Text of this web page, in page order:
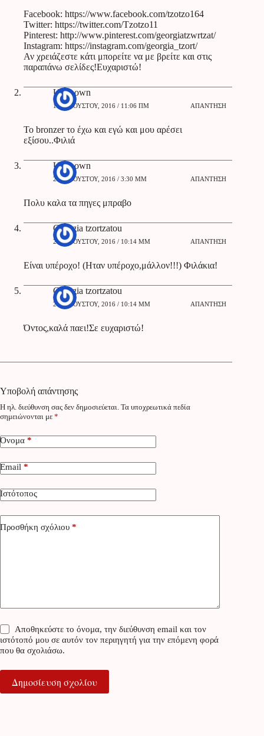
Facebook: https://www.facebook.com/tzotzo164
Twitter: https://twitter.com/Tzotzo11
Pinterest: http://www.pinterest.com/georgiatzwrtzat/
Instagram: https://instagram.com/georgia_tzort/
Αν χρειάζεστε κάτι μπορείτε να με βρείτε και στις
παραπάνω σελίδες!Ευχαριστώ!
Unknown
15 ΑΥΓΟΎΣΤΟΥ, 2016 / 11:06 ΠΜ ΑΠΆΝΤΗΣΗ
To bronzer το έχω και εγώ και μου αρέσει
εξίσου..Φιλιά
Unknown
22 ΑΥΓΟΎΣΤΟΥ, 2016 / 3:30 ΜΜ ΑΠΆΝΤΗΣΗ
Πολυ καλα τα πηγες μπραβο
Georgia tzortzatou
26 ΑΥΓΟΎΣΤΟΥ, 2016 / 10:14 ΜΜ ΑΠΆΝΤΗΣΗ
Είναι υπέροχο! (Ηταν υπέροχο,μάλλον!!!) Φιλάκια!
Georgia tzortzatou
26 ΑΥΓΟΎΣΤΟΥ, 2016 / 10:14 ΜΜ ΑΠΆΝΤΗΣΗ
Όντος,καλά παει!Σε ευχαριστώ!
Υποβολή απάντησης
Η ηλ. διεύθυνση σας δεν δημοσιεύεται. Τα υποχρεωτικά πεδία
σημειώνονται με *
Όνομα *
Email *
Ιστότοπος
Προσθήκη σχόλιου *
Αποθηκεύστε το όνομα, την διεύθυνση email και τον
ιστότοπό μου σε αυτόν τον περιηγητή για την επόμενη φορά
που θα σχολιάσω.
Δημοσίευση σχολίου